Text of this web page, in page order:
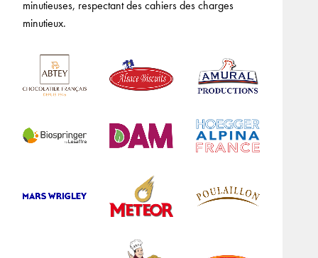
minutieuses, respectant des cahiers des charges
minutieux.